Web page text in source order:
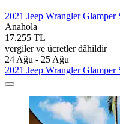
2021 Jeep Wrangler Glamper
Anahola
17.255 TL
vergiler ve ücretler dâhildir
24 Ağu - 25 Ağu
2021 Jeep Wrangler Glamper